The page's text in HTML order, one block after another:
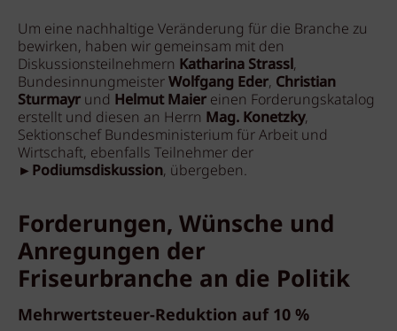
Um eine nachhaltige Veränderung für die Branche zu
bewirken, haben wir gemeinsam mit den
Diskussionsteilnehmern Katharina Strassl,
BundesinnungmeisterWolfgang Eder, Christian
Sturmayr und Helmut Maier einen Forderungskatalog
erstellt und diesen an Herrn Mag. Konetzky,
Sektionschef Bundesministerium für Arbeit und
Wirtschaft, ebenfalls Teilnehmer der
► Podiumsdiskussion, übergeben.
Forderungen, Wünsche und
Anregungen der
Friseurbranche an die Politik
Mehrwertsteuer-Reduktion auf 10 %